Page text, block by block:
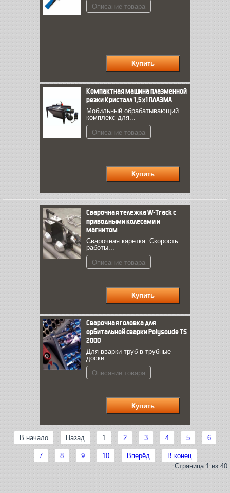
Описание товара
Компактная машина плазменной
резки Кристалл 1,5х1 ПЛАЗМА
Мобильный обрабатывающий
комплекс для...
Описание товара
Сварочная тележка W-Track с
приводными колесами и
магнитом
Сварочная каретка. Скорость
работы...
Описание товара
Сварочная головка для
орбитальной сварки Polysoude TS
2000
Для вварки труб в трубные
доски
Описание товара
В начало Назад 1 2 3 4 5 6
7 8 9 10 Вперёд
В конец
Страница 1 из 40